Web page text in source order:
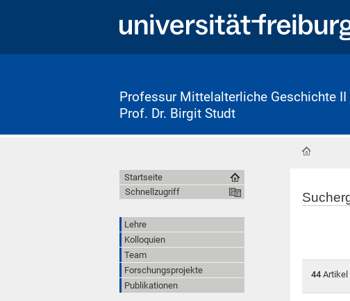
Professur Mittelalterliche Geschichte II
Prof. Dr. Birgit Studt
44 Artikel
Startseite
Schnellzugriff
Lehre
Kolloquien
Team
Forschungsprojekte
Publikationen